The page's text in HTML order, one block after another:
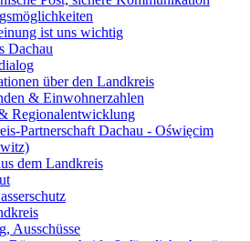
ist uns wichtig
Dachau
über den Landkreis
& Einwohnerzahlen
Regionalentwicklung
Partnerschaft Dachau - Oświęcim
dem Landkreis
Ausschüsse